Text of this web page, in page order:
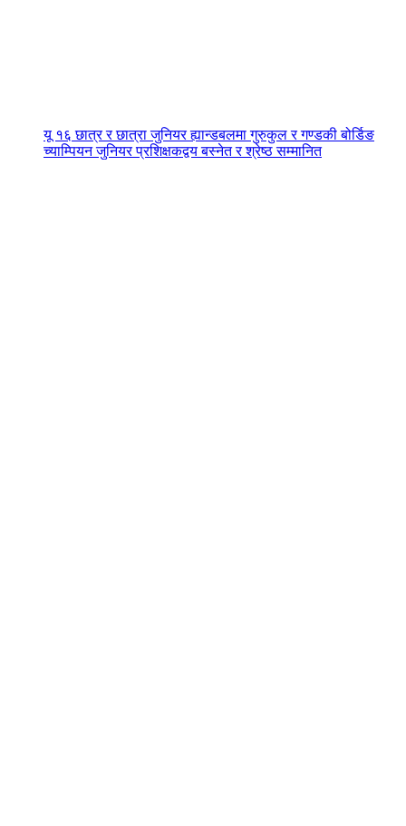
यू १६ छात्र र छात्रा जुनियर ह्यान्डबलमा गुरुकुल र गण्डकी बोर्डिङ
च्याम्पियन जुनियर प्रशिक्षकद्वय बस्नेत र श्रेष्ठ सम्मानित